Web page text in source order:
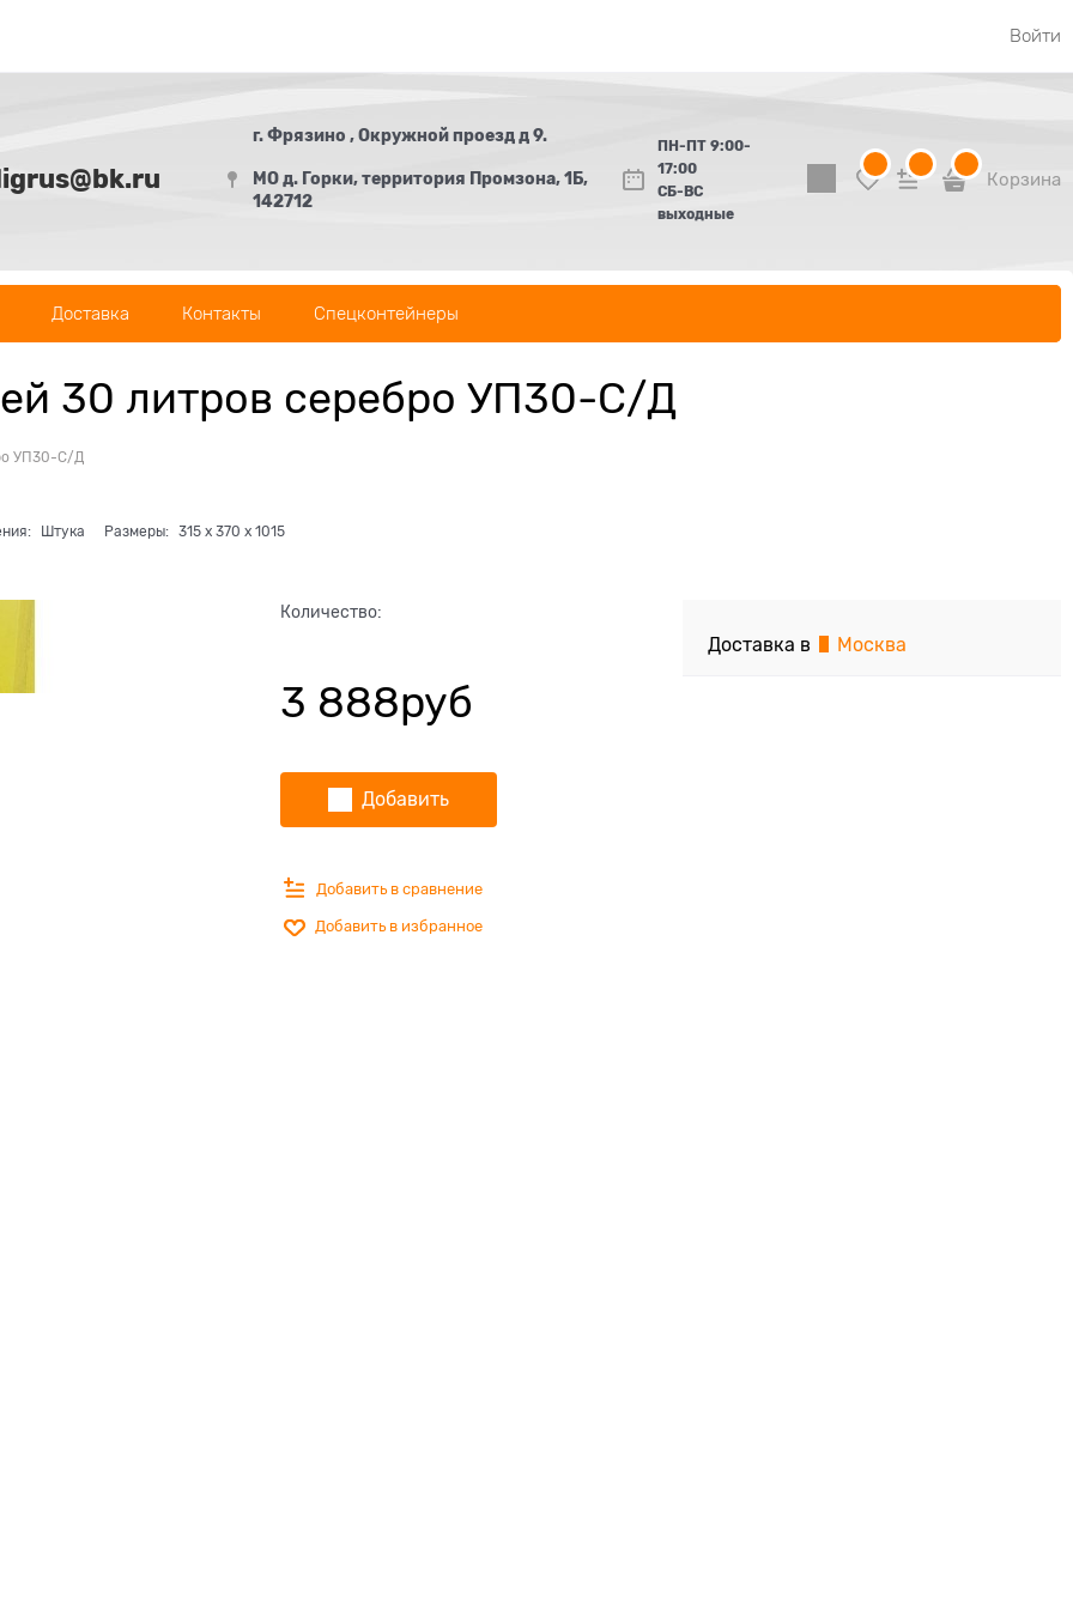
Войти
г. Фрязино , Окружной проезд д 9.
МО д. Горки, территория Промзона, 1Б,
142712
ПН-ПТ 9:00-
17:00
СБ-ВС
выходные
Корзина
Доставка Контакты Спецконтейнеры
30 литров серебро УП30-С/Д
УП30-С/Д
Штука Размеры: 315x 370 x 1015
Количество:
3 888руб
Добавить
Добавить в сравнение
Добавить в избранное
Доставка в Москва